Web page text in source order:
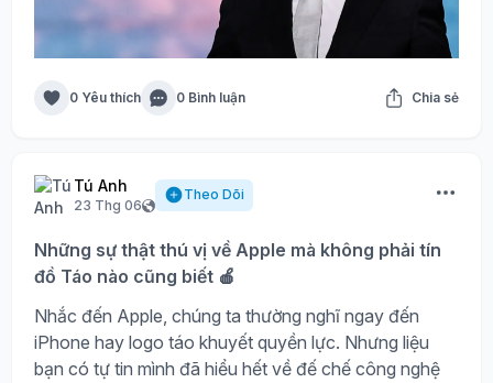
0 Yêu thích 0 Bình luận Chia sẻ
Tú Anh
23 Thg 06
Theo Dõi
Những sự thật thú vị về Apple mà không phải tín
đồ Táo nào cũng biết 🍎
Nhắc đến Apple, chúng ta thường nghĩ ngay đến
iPhone hay logo táo khuyết quyền lực. Nhưng liệu
bạn có tự tin mình đã hiểu hết về đế chế công nghệ